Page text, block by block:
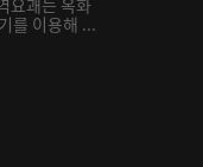
요괘는 옥화
를 이용해 ...